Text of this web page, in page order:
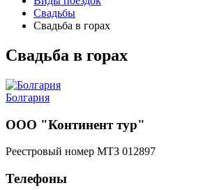
Свадьбы
Свадьба в горах
Свадьба в горах
Болгария
ООО "Континент тур"
Реестровый номер МТЗ 012897
Телефоны